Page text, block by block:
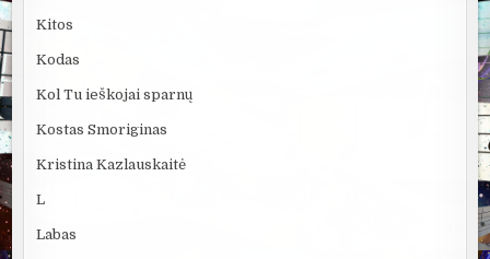
Kitos
Kodas
Kol Tu ieškojai sparnų
Kostas Smoriginas
Kristina Kazlauskaitė
L
Labas